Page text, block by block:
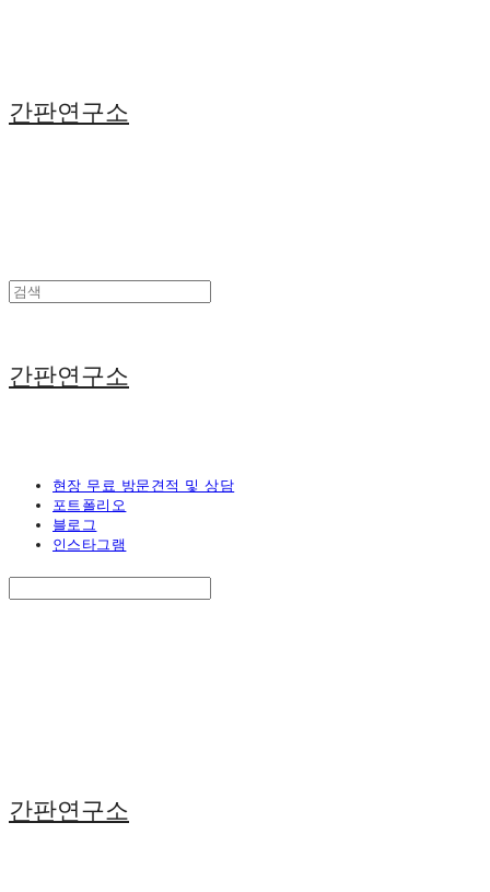
간판연구소
간판연구소
현장 무료 방문견적 및 상담
포트폴리오
블로그
인스타그램
간판연구소